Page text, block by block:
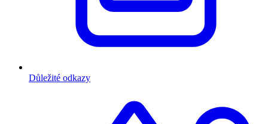
Důležité odkazy